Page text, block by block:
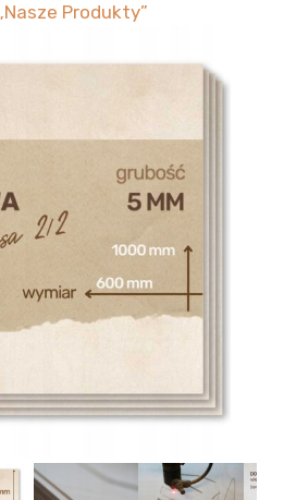
Produkty”